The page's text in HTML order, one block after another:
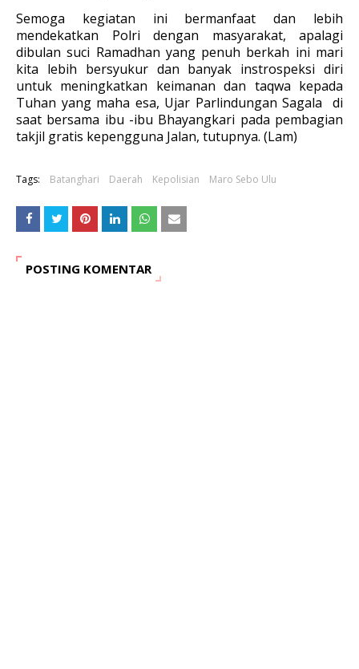
Semoga kegiatan ini bermanfaat dan lebih
mendekatkan Polri dengan masyarakat, apalagi
dibulan suci Ramadhan yang penuh berkah ini mari
kita lebih bersyukur dan banyak instrospeksi diri
untuk meningkatkan keimanan dan taqwa kepada
Tuhan yang maha esa, Ujar Parlindungan Sagala di
saat bersama ibu -ibu Bhayangkari pada pembagian
takjil gratis kepengguna Jalan, tutupnya. (Lam)
Tags: Batanghari Daerah Kepolisian Maro Sebo Ulu
POSTING KOMENTAR